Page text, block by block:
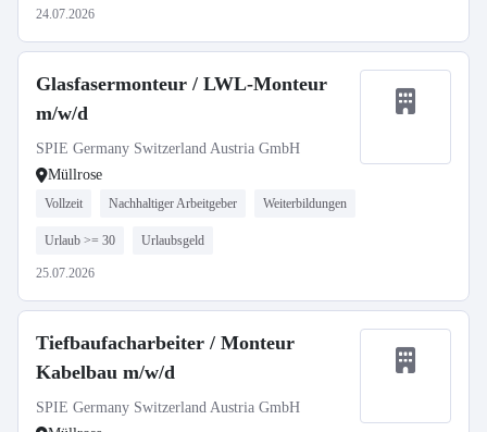
24.07.2026
Glasfasermonteur / LWL-Monteur
m/w/d
SPIE Germany Switzerland Austria GmbH
Müllrose
Vollzeit Nachhaltiger Arbeitgeber Weiterbildungen
Urlaub >= 30 Urlaubsgeld
25.07.2026
Tiefbaufacharbeiter / Monteur
Kabelbau m/w/d
SPIE Germany Switzerland Austria GmbH